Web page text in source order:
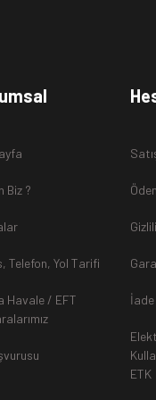
almış
"Gönderici Ödemeli”
incelemelerin
On (10) iş günü”
Biz ?
Telefon, Yol Tarifi
Havale / EFT
İade
ETK